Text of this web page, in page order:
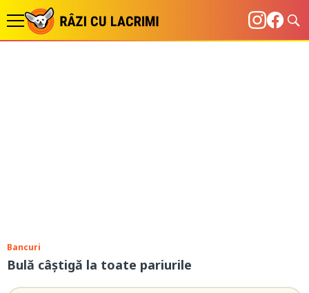
Bancuri
Bulă câștigă la toate pariurile